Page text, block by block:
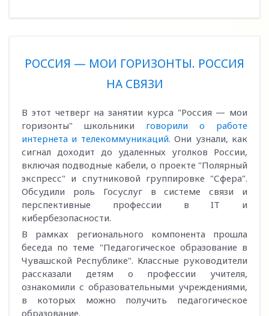
РОССИЯ — МОИ ГОРИЗОНТЫ. РОССИЯ
НА СВЯЗИ
В этот четверг на занятии курса "Россия — мои
горизонты" школьники говорили о работе
интернета и телекоммуникаций. Они узнали, как
сигнал доходит до удаленных уголков России,
включая подводные кабели, о проекте "Полярный
экспресс" и спутниковой группировке "Сфера".
Обсудили роль Госуслуг в системе связи и
перспективные профессии в IT и
кибербезопасности.
В рамках регионального компонента прошла
беседа по теме "Педагогическое образование в
Чувашской Республике". Классные руководители
рассказали детям о профессии учителя,
ознакомили с образовательными учреждениями,
в которых можно получить педагогическое
образование.